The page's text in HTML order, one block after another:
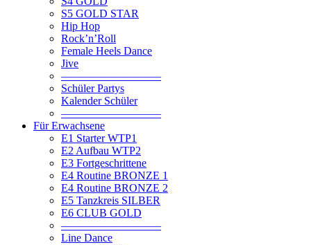
S5 GOLD STAR
Hip Hop
Rock’n’Roll
Female Heels Dance
Jive
—————————
Schüler Partys
Kalender Schüler
—————————
Für Erwachsene
E1 Starter WTP1
E2 Aufbau WTP2
E3 Fortgeschrittene
E4 Routine BRONZE 1
E4 Routine BRONZE 2
E5 Tanzkreis SILBER
E6 CLUB GOLD
—————————
Line Dance